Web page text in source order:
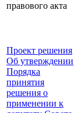
правового акта
Проект решения
Об утверждении
Порядка
принятия
решения о
применении к